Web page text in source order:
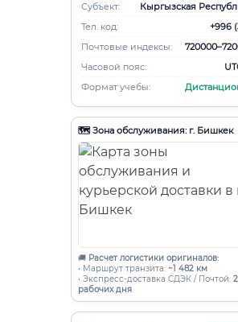
Субъект:
Кыргызская
Тел. код:
+996
Почтовые индексы:
Часовой пояс:
Формат учебы:
🗺️ Зона обслуживания: г. Бишкек
🚚 Расчет логистики оригиналов:
• Маршрут транзита: ~1 482 км
• Экспресс-доставка СДЭК / Почтой:
рабочих дня